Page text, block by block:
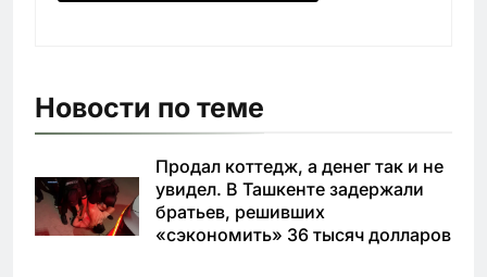
Новости по теме
Продал коттедж, а денег так и не
увидел. В Ташкенте задержали
братьев, решивших
«сэкономить» 36 тысяч долларов